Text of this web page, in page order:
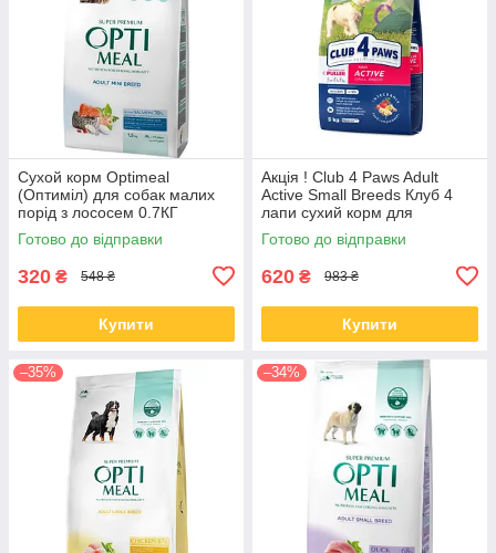
Сухой корм Optimeal
(Оптиміл) для собак малих
порід з лососем 0.7КГ
Готово до відправки
320 ₴ 548 ₴
Купити
Акція ! Club 4 Paws Adult
Active Small Breeds Клуб 4
лапи сухий корм для
активних собак малих порід,
5 кг
Готово до відправки
620 ₴ 983 ₴
Купити
–35% –34%